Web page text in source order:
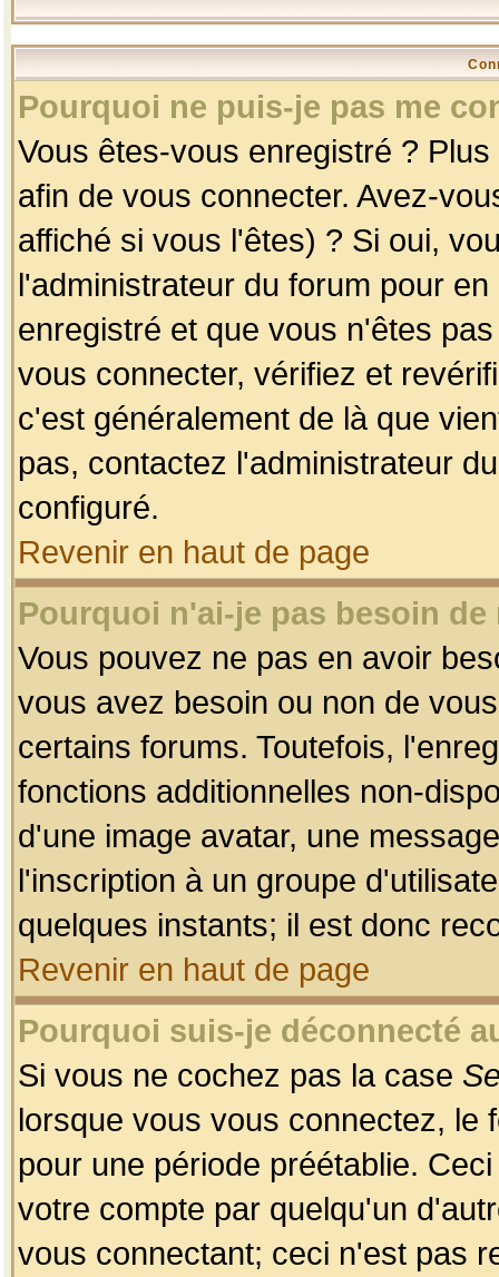
Pourquoi ne puis-je pas me
Vous êtes-vous enregistré ?
afin de vous connecter. Avez-
affiché si vous l'êtes) ? Si oui,
l'administrateur du forum pour
enregistré et que vous n'êtes
vous connecter, vérifiez et
c'est généralement de là que
pas, contactez l'administrateur
configuré.
Revenir en haut de page
Pourquoi n'ai-je pas besoin
Vous pouvez ne pas en avoir
vous avez besoin ou non de
certains forums. Toutefois,
fonctions additionnelles non-
d'une image avatar, une
l'inscription à un groupe
quelques instants; il est donc
Revenir en haut de page
Pourquoi suis-je déconnecté
Si vous ne cochez pas la case
lorsque vous vous connectez, le
pour une période préétablie.
votre compte par quelqu'un
vous connectant; ceci n'est pas